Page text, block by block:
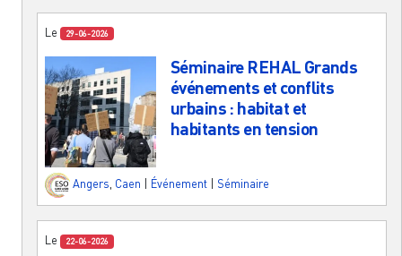
Le 29-06-2026
Séminaire REHAL Grands
événements et conflits
urbains : habitat et
habitants en tension
Angers, Caen Événement Séminaire
Le 22-06-2026